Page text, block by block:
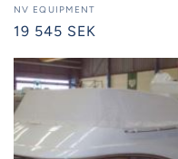
Säljare:
NV EQUIPMENT
Ordinarie
19 545 SEK